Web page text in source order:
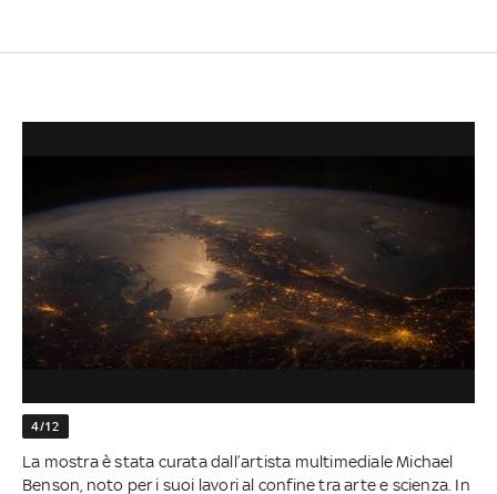
4/12
La mostra è stata curata dall’artista multimediale Michael
Benson, noto per i suoi lavori al confine tra arte e scienza. In